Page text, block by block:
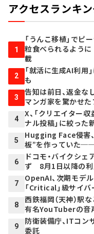
アクセスランキ
1
「うんこ移植」でピ
粒食べられるよう
載
2
「就活に生成AI利
も
3
告知は前日、返金な
マンガ家を驚かせ
4
X、「クリエイター
ナル投稿」に絞った
5
Hugging Face侵害
板”を作っていた
6
ドコモ・バイクシェ
ず 8月1日以降の利
7
OpenAI、次期モデ
「Critical」級サイ
8
西鉄福岡（天神）
有名YouTuberの音
9
防衛装備庁、ITコン
委託